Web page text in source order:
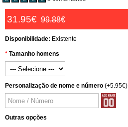
31.95€ 99.88€
Disponibilidade: Existente
Tamanho homens
Personalização de nome e número (+5.95€)
Outras opções